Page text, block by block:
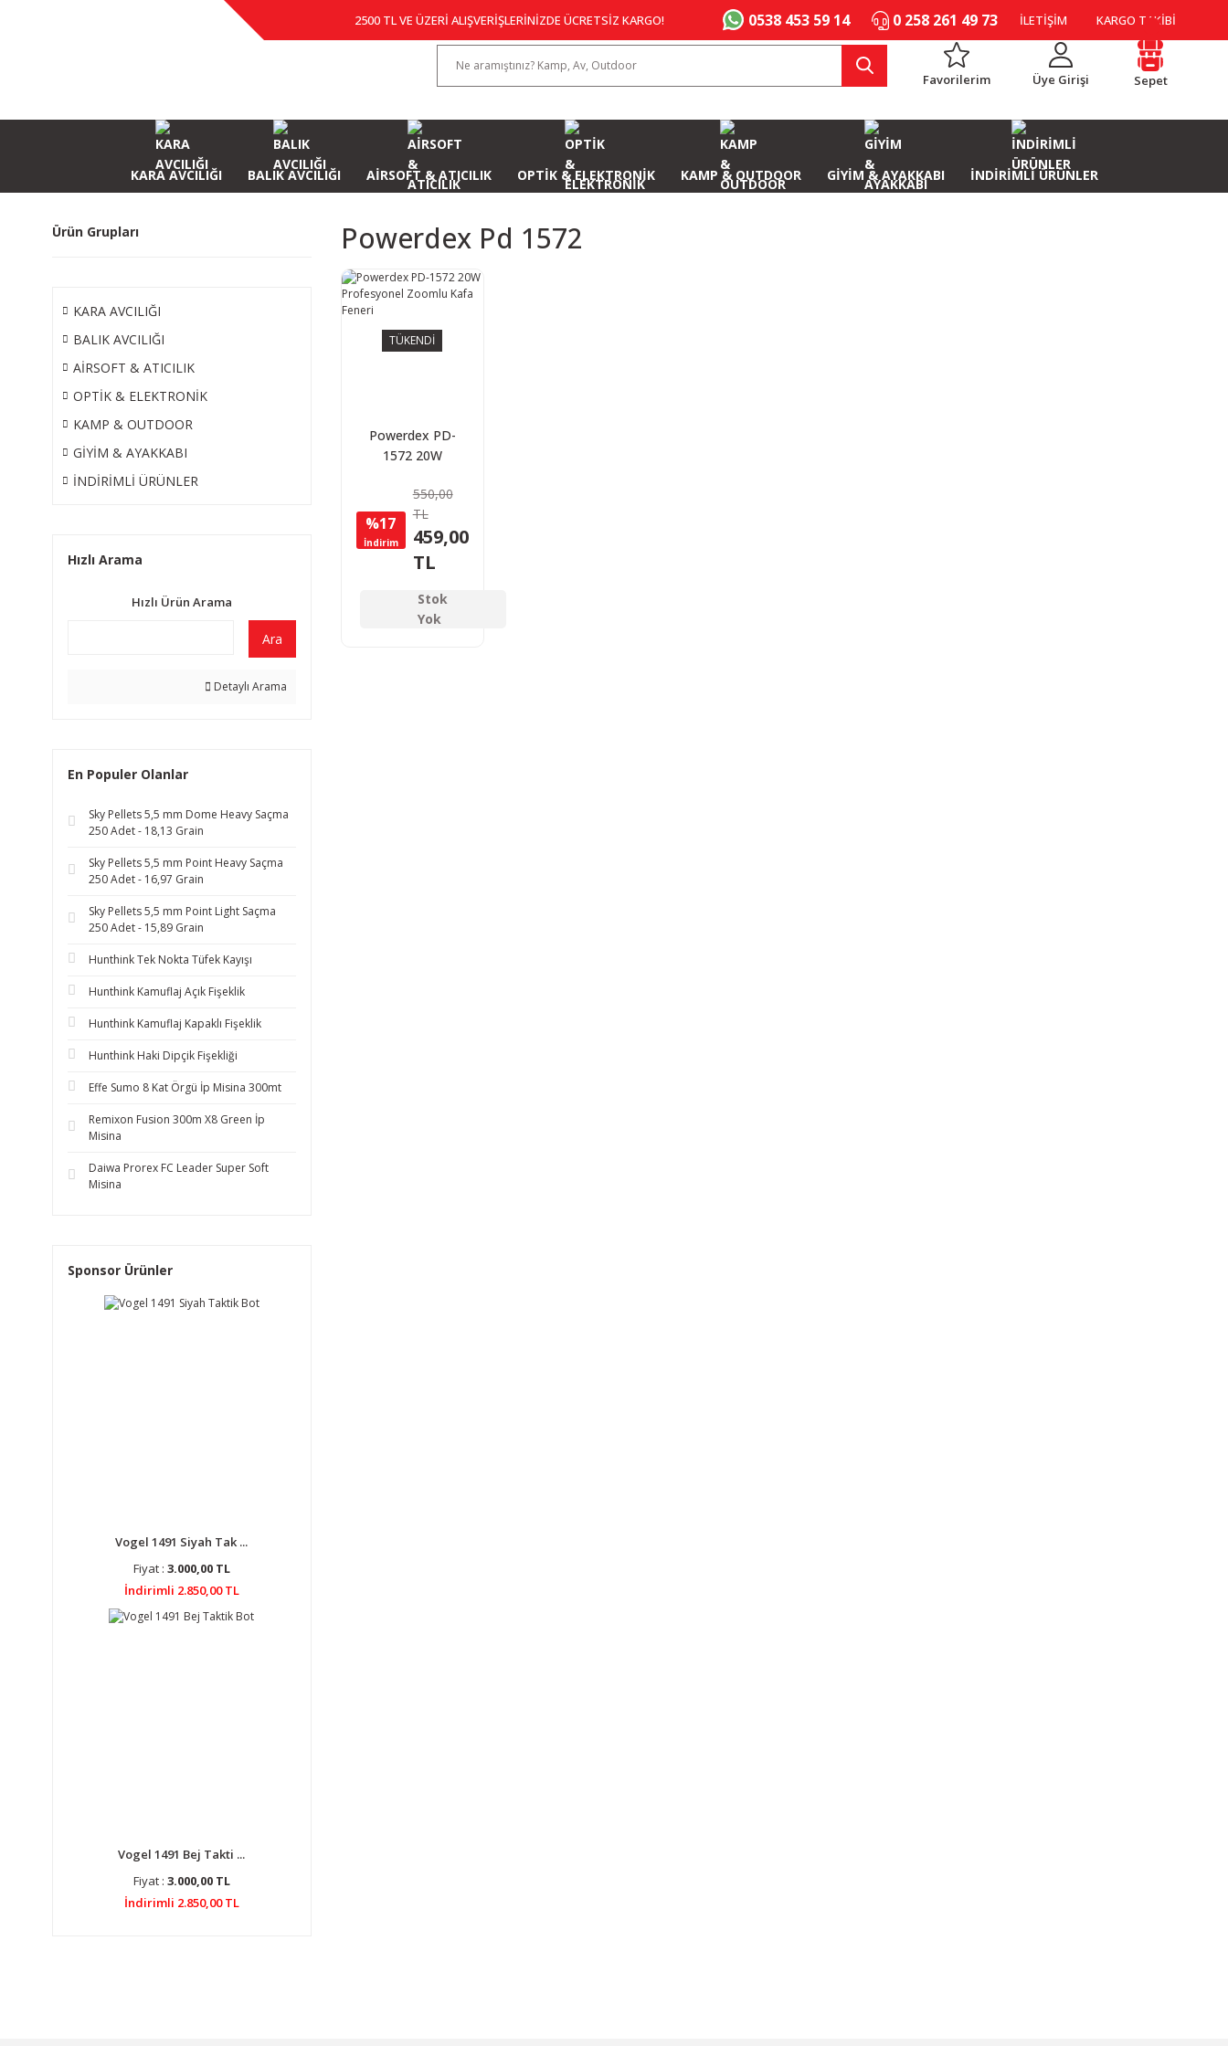
2500 TL VE ÜZERİ ALIŞVERİŞLERİNİZDE ÜCRETSİZ KARGO! 0538 453 59 14 0 258 261 49 73 İLETİŞİM KARGO TAKİBİ
Favorilerim Üye Girişi Sepet
KARA AVCILIĞI BALIK AVCILIĞI AİRSOFT & ATICILIK OPTİK & ELEKTRONİK KAMP & OUTDOOR GİYİM & AYAKKABI İNDİRİMLİ ÜRÜNLER
Ürün Grupları
KARA AVCILIĞI
BALIK AVCILIĞI
AİRSOFT & ATICILIK
OPTİK & ELEKTRONİK
KAMP & OUTDOOR
GİYİM & AYAKKABI
İNDİRİMLİ ÜRÜNLER
Hızlı Arama
Hızlı Ürün Arama
Ara
Detaylı Arama
En Populer Olanlar
Sky Pellets 5,5 mm Dome Heavy Saçma
250 Adet - 18,13 Grain
Sky Pellets 5,5 mm Point Heavy Saçma
250 Adet - 16,97 Grain
Sky Pellets 5,5 mm Point Light Saçma
250 Adet - 15,89 Grain
Hunthink Tek Nokta Tüfek Kayışı
Hunthink Kamuflaj Açık Fişeklik
Hunthink Kamuflaj Kapaklı Fişeklik
Hunthink Haki Dipçik Fişekliği
Effe Sumo 8 Kat Örgü İp Misina 300mt
Remixon Fusion 300m X8 Green İp
Misina
Daiwa Prorex FC Leader Super Soft
Misina
Sponsor Ürünler
Vogel 1491 Siyah Tak ...
Fiyat : 3.000,00 TL
İndirimli 2.850,00 TL
Vogel 1491 Bej Takti ...
Fiyat : 3.000,00 TL
İndirimli 2.850,00 TL
Powerdex Pd 1572
TÜKENDİ
Powerdex PD-
1572 20W
Zoomlu Kafa
Feneri
%17
İndirim
550,00
TL
459,00
TL
Stok
Yok